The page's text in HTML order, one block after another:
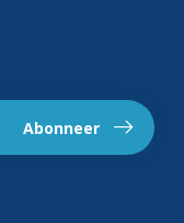
Abonneer